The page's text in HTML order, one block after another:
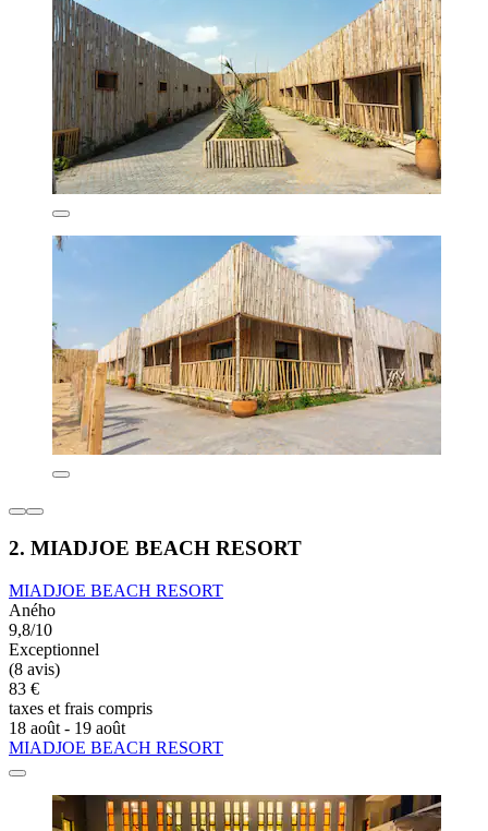
2. MIADJOE BEACH RESORT
MIADJOE BEACH RESORT
Aného
9,8/10
Exceptionnel
(8 avis)
83 €
taxes et frais compris
18 août - 19 août
MIADJOE BEACH RESORT